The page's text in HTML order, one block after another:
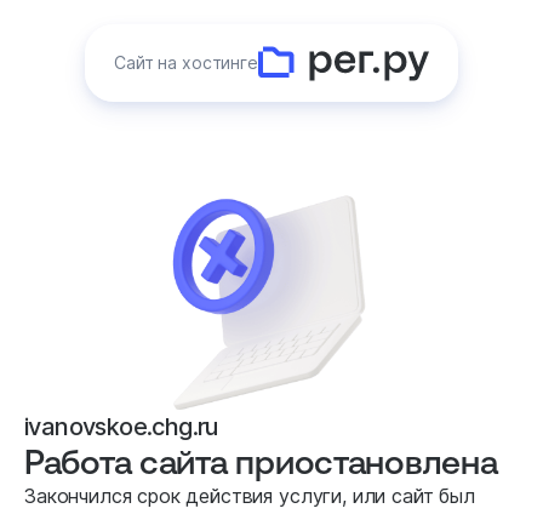
Сайт на хостинге
ivanovskoe.chg.ru
Работа сайта приостановлена
Закончился срок действия услуги, или сайт был